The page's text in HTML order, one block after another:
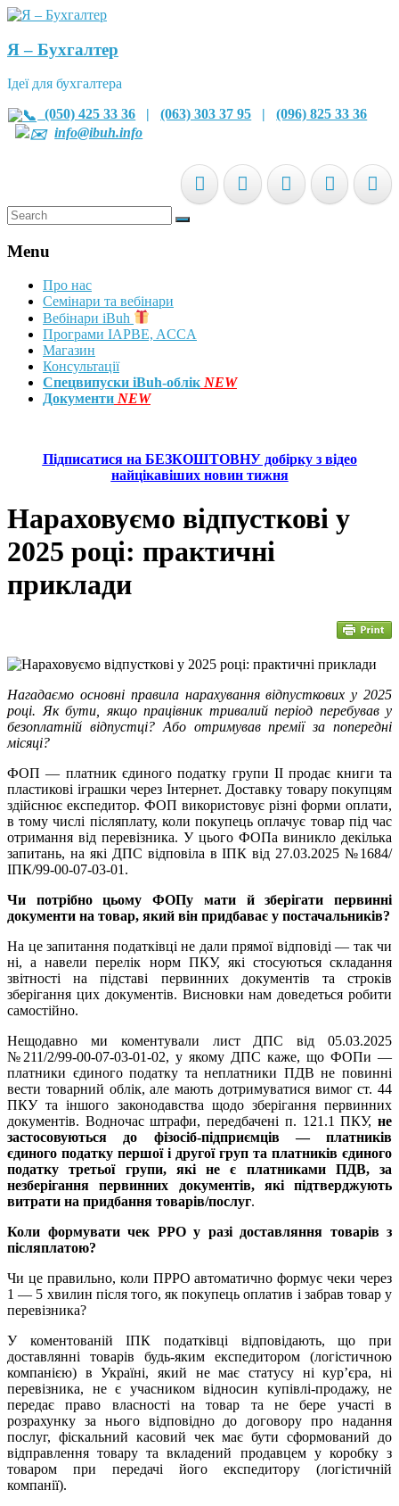
Я – Бухгалтер
Ідеї для бухгалтера
(050) 425 33 36 |(063) 303 37 95 |(096) 825 33 36
info@ibuh.info
Menu
Про нас
Семінари та вебінари
Вебінари iBuh
Програми IAPBE, ACCA
Магазин
Консультації
Спецвипуски iBuh-облік NEW
Документи NEW
Підписатися на БЕЗКОШТОВНУ добірку з відео
найцікавіших новин тижня
Нараховуємо відпусткові у
2025 році: практичні
приклади
Нагадаємо основні правила нарахування відпусткових у 2025
році. Як бути, якщо працівник тривалий період перебував у
безоплатній відпустці? Або отримував премії за попередні
місяці?
ФОП — платник єдиного податку групи ІІ продає книги та
пластикові іграшки через Інтернет. Доставку товару покупцям
здійснює експедитор. ФОП використовує різні форми оплати,
в тому числі післяплату, коли покупець оплачує товар під час
отримання від перевізника. У цього ФОПа виникло декілька
запитань, на які ДПС відповіла в ІПК від 27.03.2025 №1684/
ІПК/99-00-07-03-01.
Чи потрібно цьому ФОПу мати й зберігати первинні
документи на товар, який він придбаває у постачальників?
На це запитання податківці не дали прямої відповіді — так чи
ні, а навели перелік норм ПКУ, які стосуються складання
звітності на підставі первинних документів та строків
зберігання цих документів. Висновки нам доведеться робити
самостійно.
Нещодавно ми коментували лист ДПС від 05.03.2025
№211/2/99-00-07-03-01-02, у якому ДПС каже, що ФОПи —
платники єдиного податку та неплатники ПДВ не повинні
вести товарний облік, але мають дотримуватися вимог ст. 44
ПКУ та іншого законодавства щодо зберігання первинних
документів. Водночас штрафи, передбачені п. 121.1 ПКУ, не
застосовуються до фізосіб-підприємців — платників
єдиного податку першої і другої груп та платників єдиного
податку третьої групи, які не є платниками ПДВ, за
незберігання первинних документів, які підтверджують
витрати на придбання товарів/послуг.
Коли формувати чек РРО у разі доставляння товарів з
післяплатою?
Чи це правильно, коли ПРРО автоматично формує чеки через
1 — 5 хвилин після того, як покупець оплатив і забрав товар у
перевізника?
У коментованій ІПК податківці відповідають, що при
доставлянні товарів будь-яким експедитором (логістичною
компанією) в Україні, який не має статусу ні кур’єра, ні
перевізника, не є учасником відносин купівлі-продажу, не
передає право власності на товар та не бере участі в
розрахунку за нього відповідно до договору про надання
послуг, фіскальний касовий чек має бути сформований до
відправлення товару та вкладений продавцем у коробку з
товаром при передачі його експедитору (логістичній
компанії).